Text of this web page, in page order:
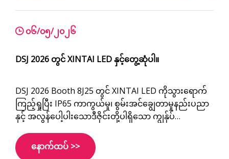
၀၆/၀၅/၂၀၂၆
DSJ 2026 တွင် XINTAI LED နှင့်တွေ့ဆုံပါ။
DSJ 2026 Booth 8J25 တွင် XINTAI LED ကိုသွားရောက်
ကြည့်ရှုပြီး IP65 ကာကွယ်မှု၊ စွမ်းအင်ချွေတာမှုနည်းပညာ
နှင့် အလွန်ပေါ့ပါးသောဒီဇိုင်းတို့ပါရှိသော ကျွန်ုပ်
မျက်နှာပြင်ကို ရှာဖွေလိုက်ပါ။
နောက်ထပ် >>